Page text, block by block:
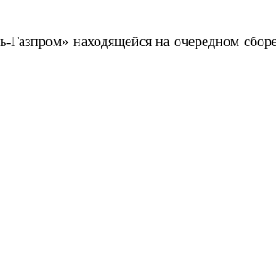
Газпром» находящейся на очередном